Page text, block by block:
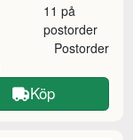
11 på
postorder
Postorder
Köp